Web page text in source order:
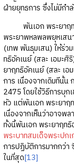
ฝ่ายยุทธการ ซึ่งไม่มีกำ
พันเอก พระยาฤทธิ
พระยาพหลพลพยุหเสน
(เทพ พันธุมเสน) ให้ร่ว
ทธิอัคเนย์ (สละ เอมะศิ
ยาฤทธิอัคเนย์ (สละ เ
การ เนื่องจากเดิมทีนั้
2475 โดยใช้วิธีการบุก
หัว แต่พันเอก พระยาฤ
เนื่องจากเห็นว่าอาจพ
ทั้งนี้พันเอก พระยาฤทธิ
พระบาทสมเด็จพระปกเ
การปฏิบัติการมากกว่า
ในที่สุด[13]